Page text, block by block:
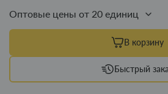
Оптовые цены от 20 единиц
В корзину
Быстрый